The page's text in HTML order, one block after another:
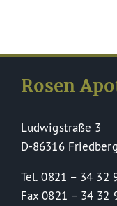
Rosen
Ludwigstraße 3
D-86316 Friedberg
Tel. 0821 – 34 32
Fax 0821 – 34 32